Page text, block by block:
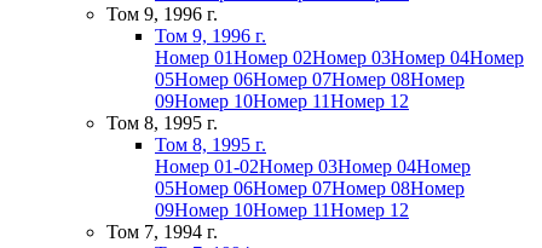
Том 9, 1996 г.
Том 9, 1996 г.
Номер 01Номер 02Номер 03Номер 04Номер
05Номер 06Номер 07Номер 08Номер
09Номер 10Номер 11Номер 12
Том 8, 1995 г.
Том 8, 1995 г.
Номер 01-02Номер 03Номер 04Номер
05Номер 06Номер 07Номер 08Номер
09Номер 10Номер 11Номер 12
Том 7, 1994 г.